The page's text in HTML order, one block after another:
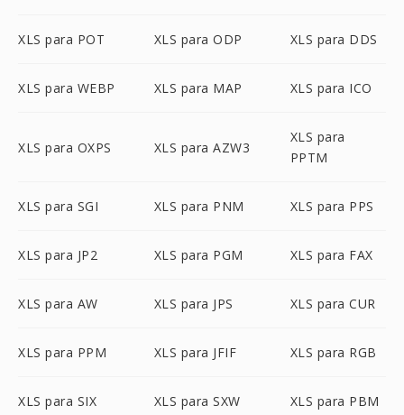
XLS para POT XLS para ODP XLS para DDS
XLS para WEBP XLS para MAP XLS para ICO
XLS para OXPS XLS para AZW3
XLS para
PPTM
XLS para SGI XLS para PNM XLS para PPS
XLS para JP2 XLS para PGM XLS para FAX
XLS para AW XLS para JPS XLS para CUR
XLS para PPM XLS para JFIF XLS para RGB
XLS para SIX XLS para SXW XLS para PBM